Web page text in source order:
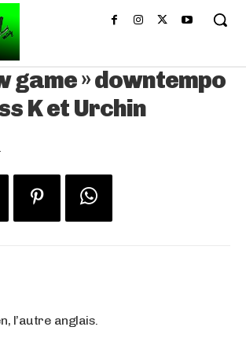
game » downtempo
K et Urchin
l’autre anglais.